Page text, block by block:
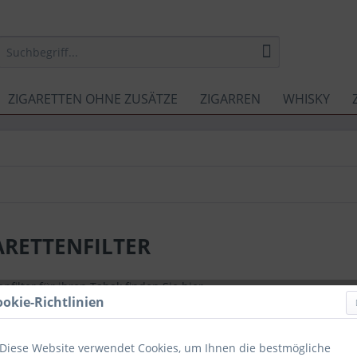
ZIGARETTEN OHNE ZUSÄTZE ZIGARREN WHISKY
für ihren Tabak finden Sie hier.
Richtlinien
Diese Website verwendet Cookies, um Ihnen die bestmögliche